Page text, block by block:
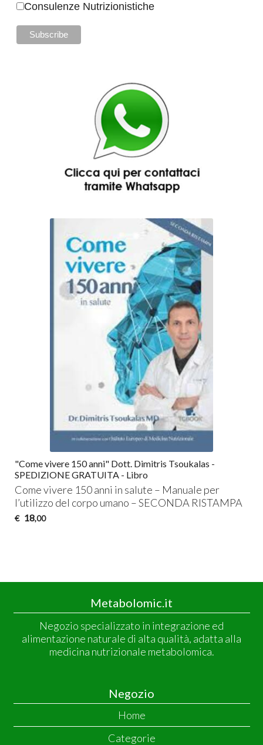
Consulenze Nutrizionistiche
"Come vivere 150 anni" Dott. Dimitris Tsoukalas -
SPEDIZIONE GRATUITA - Libro
Come vivere 150 anni in salute – Manuale per
l’utilizzo del corpo umano –SECONDA RISTAMPA
€ 18,00
Metabolomic.it
Negozio specializzato in integrazione ed
alimentazione naturale di alta qualità, adatta alla
medicina nutrizionale metabolomica.
Negozio
Home
Categorie